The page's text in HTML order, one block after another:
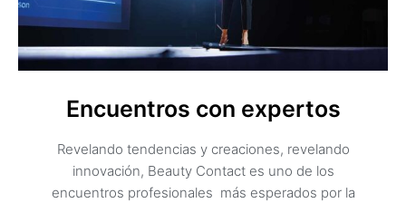
Encuentros con expertos
Revelando tendencias y creaciones, revelando
innovación, Beauty Contact es uno de los
encuentros profesionales más esperados por la